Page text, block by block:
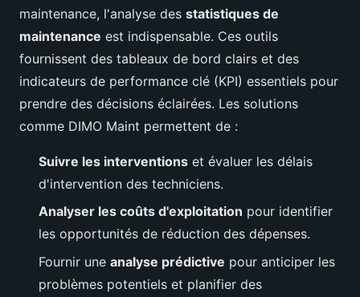
maintenance, l'analyse des statistiques de
maintenance est indispensable. Ces outils
fournissent des tableaux de bord clairs et des
indicateurs de performance clé (KPI) essentiels pour
prendre des décisions éclairées. Les solutions
comme DIMO Maint permettent de :
Suivre les interventions et évaluer les délais
d'intervention des techniciens.
Analyser les coûts d'exploitation pour identifier
les opportunités de réduction des dépenses.
Fournir une analyse prédictive pour anticiper les
problèmes potentiels et planifier des